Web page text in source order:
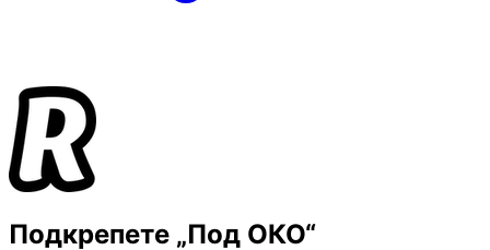
Подкрепете „Под ОКО“